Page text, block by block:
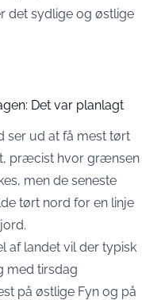
det sydlige og østlige
Det var planlagt
ser ud at få mest tørt
præcist hvor grænsen
men de seneste
tørt nord for en linje
af landet vil der typisk
med tirsdag
på østlige Fyn og på